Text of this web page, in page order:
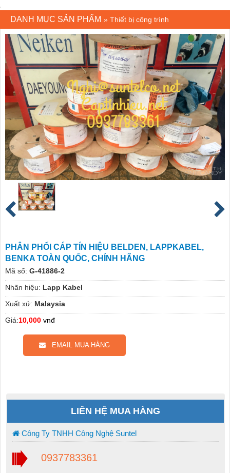
DANH MỤC SẢN PHẨM » Thiết bị công trình
PHÂN PHỐI CÁP TÍN HIỆU BELDEN, LAPPKABEL,
BENKA TOÀN QUỐC, CHÍNH HÃNG
Mã số: G-41886-2
Nhãn hiệu: Lapp Kabel
Xuất xứ: Malaysia
Giá:10,000 vnđ
EMAIL MUA HÀNG
LIÊN HỆ MUA HÀNG
Công Ty TNHH Công Nghệ Suntel
0937783361